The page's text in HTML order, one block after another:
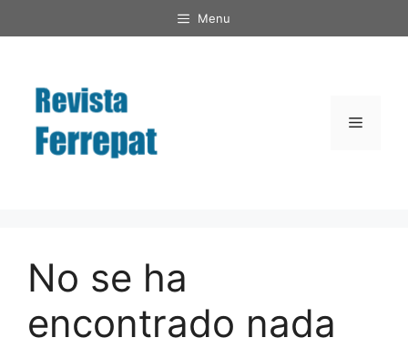
al
Menu
Menú
No se ha
encontrado nada